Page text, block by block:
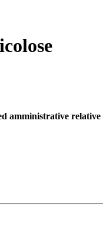
amministrative